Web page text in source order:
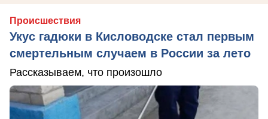
Происшествия
Укус гадюки в Кисловодске стал первым
смертельным случаем в России за лето
Рассказываем, что произошло